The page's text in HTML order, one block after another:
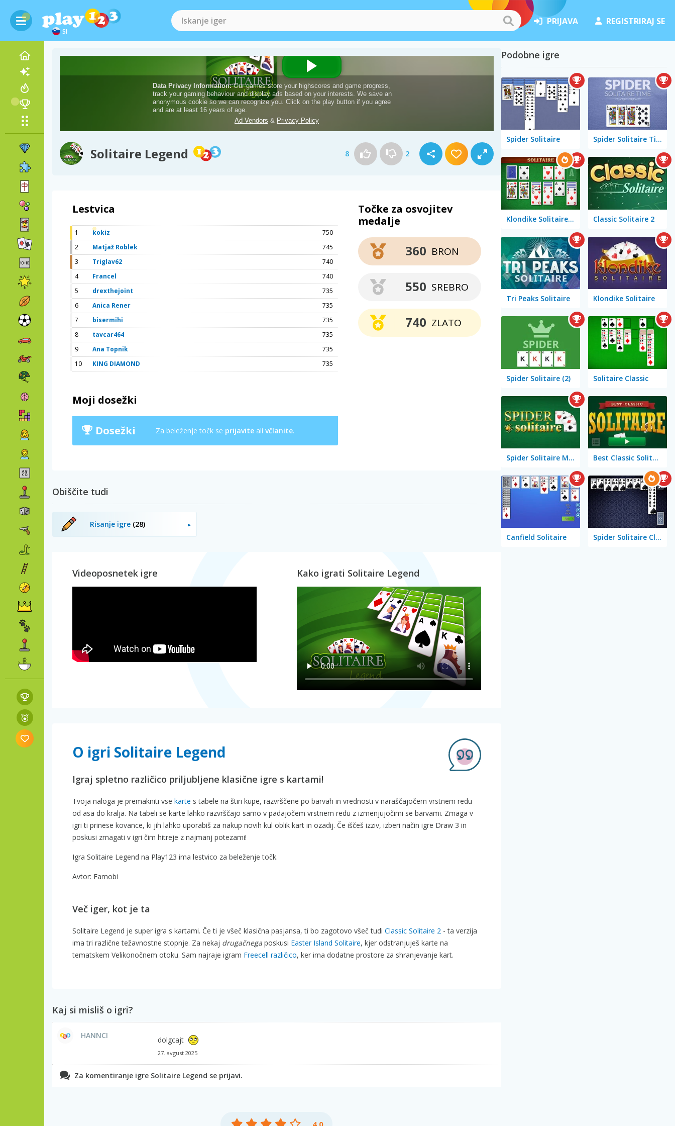
SI
PRIJAVA REGISTRIRAJ SE
Solitaire Legend 8 2
Lestvica
1 kokiz
750
2
Matjaž Roblek
745
3
Triglav62
740
4
Francel
740
5
drexthejoint
735
6
Anica Rener
735
7
bisermihi
735
8
tavcar464
735
9
Ana Topnik
735
10
KING DIAMOND 735
Moji dosežki
Dosežki Za beleženje točk se prijavite ali včlanite.
Točke za osvojitev
medalje
BRON
360
SREBRO
550
ZLATO
740
Obiščite tudi
Risanje igre (28)
Videoposnetek igre Kako igrati Solitaire Legend
O igri Solitaire Legend
Igraj spletno različico priljubljene klasične igre s kartami!
Tvoja naloga je premakniti vse karte s tabele na štiri kupe, razvrščene po barvah in vrednosti v naraščajočem vrstnem redu
od asa do kralja. Na tabeli se karte lahko razvrščajo samo v padajočem vrstnem redu z izmenjujočimi se barvami. Zmaga v
igri ti prinese kovance, ki jih lahko uporabiš za nakup novih kul oblik kart in ozadij. Če iščeš izziv, izberi način igre Draw 3 in
poskusi zmagati v igri čim hitreje z najmanj potezami!
Igra Solitaire Legend na Play123 ima lestvico za beleženje točk.
Avtor: Famobi
Več iger, kot je ta
Solitaire Legend je super igra s kartami. Če ti je všeč klasična pasjansa, ti bo zagotovo všeč tudi Classic Solitaire 2 - ta verzija
ima tri različne težavnostne stopnje. Za nekaj drugačnega poskusi Easter Island Solitaire, kjer odstranjuješ karte na
tematskem Velikonočnem otoku. Sam najraje igram Freecell različico, ker ima dodatne prostore za shranjevanje kart.
Kaj si misliš o igri?
HANNCI dolgcajt
27. avgust 2025
Za komentiranje igre Solitaire Legend se prijavi.
Podobne igre
Spider Solitaire Spider Solitaire Time
Klondike Solitaire Big Classic Solitaire 2
Tri Peaks Solitaire Klondike Solitaire
Spider Solitaire (2) Solitaire Classic
Spider Solitaire Mobile Best Classic Solitaire
Canfield Solitaire Spider Solitaire Classic